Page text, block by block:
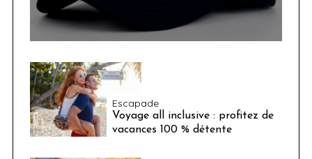
Escapade
Voyage all inclusive : profitez de
vacances 100 % détente